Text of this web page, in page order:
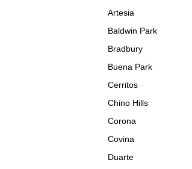
Artesia
Baldwin Park
Bradbury
Buena Park
Cerritos
Chino Hills
Corona
Covina
Duarte